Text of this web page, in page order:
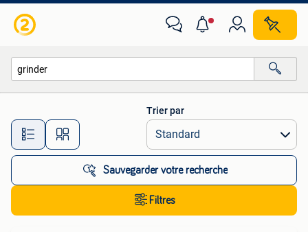
Toutes les distances…
Trier par
Sauvegarder votre recherche
Filtres